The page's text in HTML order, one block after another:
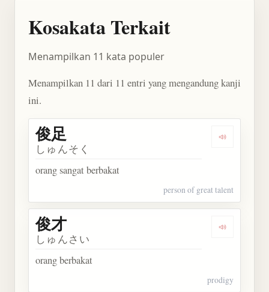
Kosakata Terkait
Menampilkan 11 kata populer
Menampilkan 11 dari 11 entri yang mengandung kanji
ini.
Dengarkan
俊足
しゅんそく
orang sangat berbakat
person of great talent
Dengarkan
俊才
しゅんさい
orang berbakat
prodigy